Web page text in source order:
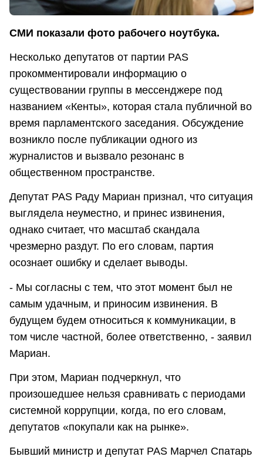
СМИ показали фото рабочего ноутбука.
Несколько депутатов от партии PAS
прокомментировали информацию о
существовании группы в мессенджере под
названием «Кенты», которая стала публичной во
время парламентского заседания. Обсуждение
возникло после публикации одного из
журналистов и вызвало резонанс в
общественном пространстве.
Депутат PAS Раду Мариан признал, что ситуация
выглядела неуместно, и принес извинения,
однако считает, что масштаб скандала
чрезмерно раздут. По его словам, партия
осознает ошибку и сделает выводы.
- Мы согласны с тем, что этот момент был не
самым удачным, и приносим извинения. В
будущем будем относиться к коммуникации, в
том числе частной, более ответственно, - заявил
Мариан.
При этом, Мариан подчеркнул, что
произошедшее нельзя сравнивать с периодами
системной коррупции, когда, по его словам,
депутатов «покупали как на рынке».
Бывший министр и депутат PAS Марчел Спатарь